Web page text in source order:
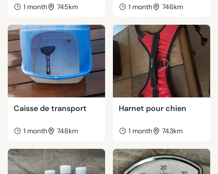
1 month 745km 1 month 746km
Caisse de transport
1 month 748km
Harnet pour chien
1 month 743km